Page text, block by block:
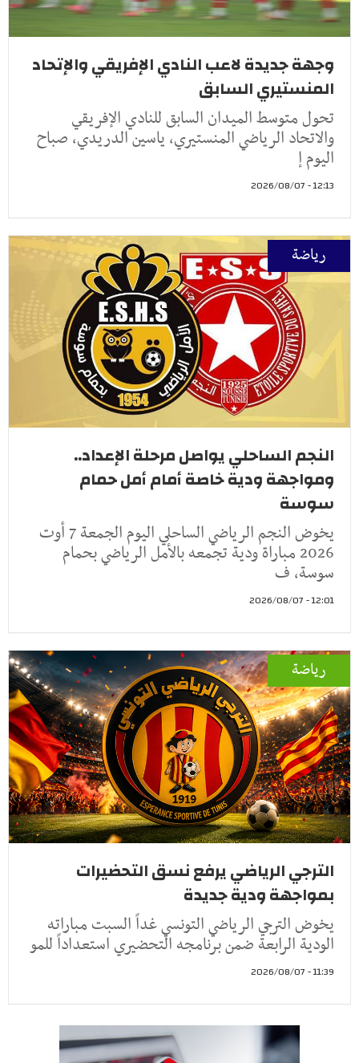
وجهة جديدة لاعب النادي الإفريقي والإتحاد
المنستيري السابق
تحول متوسط الميدان السابق للنادي الإفريقي
والاتحاد الرياضي المنستيري، ياسين الدريدي، صباح
اليوم إ
12:13 - 2026/08/07
رياضة
النجم الساحلي يواصل مرحلة الإعداد..
ومواجهة ودية خاصة أمام أمل حمام
سوسة
يخوض النجم الرياضي الساحلي اليوم الجمعة 7 أوت
2026 مباراة ودية تجمعه بالأمل الرياضي بحمام
سوسة، ف
12:01 - 2026/08/07
رياضة
الترجي الرياضي يرفع نسق التحضيرات
بمواجهة ودية جديدة
يخوض الترجي الرياضي التونسي غداً السبت مباراته
الودية الرابعة ضمن برنامجه التحضيري استعداداً للمو
11:39 - 2026/08/07